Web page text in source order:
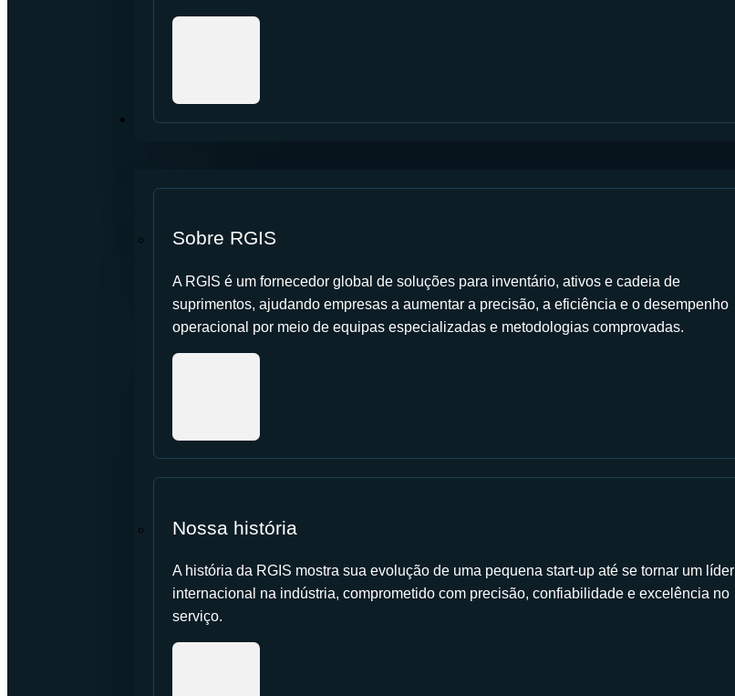
SOBRE NÓS
Sobre RGIS
A RGIS é um fornecedor global de soluções para inventário, ativos e cadeia de
suprimentos, ajudando empresas a aumentar a precisão, a eficiência e o desempenho
operacional por meio de equipas especializadas e metodologias comprovadas.
Nossa história
A história da RGIS mostra sua evolução de uma pequena start-up até se tornar um líder
internacional na indústria, comprometido com precisão, confiabilidade e excelência no
serviço.